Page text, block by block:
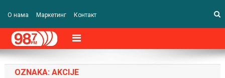
О нама Маркетинг Контакт
OZNAKA: AKCIJE